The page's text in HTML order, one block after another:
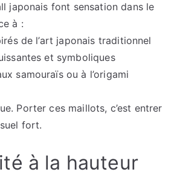
japonais font sensation dans le
à :
de l’art japonais traditionnel
et symboliques
samouraïs ou à l’origami
Porter ces maillots, c’est entrer
fort.
à la hauteur